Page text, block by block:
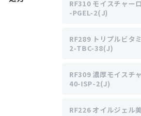
RF310 モイスチャー
-PGEL-2(J)
RF289 トリプルビタ
2-TBC-38(J)
RF309 濃厚モイスチ
40-ISP-2(J)
RF226 オイルジェル